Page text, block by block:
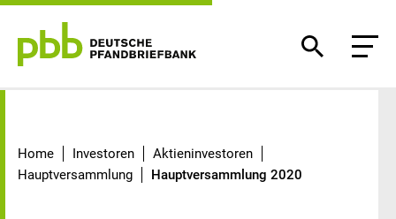
Home Investoren
Aktieninvestoren
Hauptversammlung
Hauptversammlung 2020